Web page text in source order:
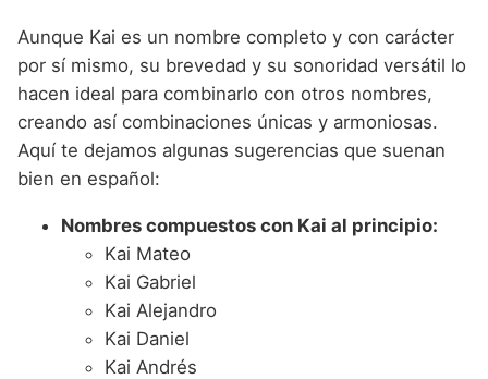
Aunque Kai es un nombre completo y con carácter
por sí mismo, su brevedad y su sonoridad versátil lo
hacen ideal para combinarlo con otros nombres,
creando así combinaciones únicas y armoniosas.
Aquí te dejamos algunas sugerencias que suenan
bien en español:
Nombres compuestos con Kai al principio:
Kai Mateo
Kai Gabriel
Kai Alejandro
Kai Daniel
Kai Andrés